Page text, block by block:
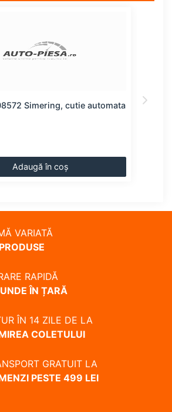
Simering, cutie automata
Adaugă în coș
VARIATĂ
RAPIDĂ
ÎN ȚARĂ
ÎN 14 ZILE DE LA
COLETULUI
GRATUIT LA
PESTE 499 LEI